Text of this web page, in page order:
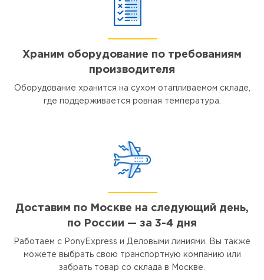
Храним оборудование по требованиям
производителя
Оборудование хранится на сухом отапливаемом складе,
где поддерживается ровная температура.
Доставим по Москве на следующий день,
по России — за 3-4 дня
Работаем с PonyExpress и Деловыми линиями. Вы также
можете выбрать свою транспортную компанию или
забрать товар со склада в Москве.